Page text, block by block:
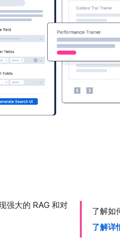
强大的 RAG 和对
了解如
了解详